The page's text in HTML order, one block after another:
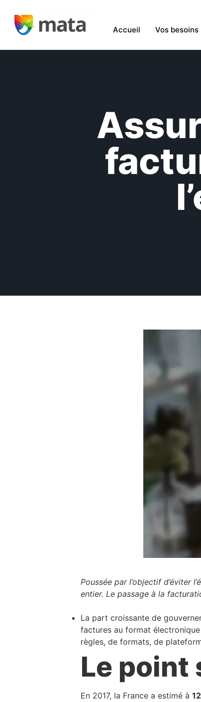
Accueil Vos besoins
Poussée par l’objectif d’éviter
entier. Le passage à la
La part croissante de
factures au format
règles, de formats, de
Le point
En 2017, la France a estimé à